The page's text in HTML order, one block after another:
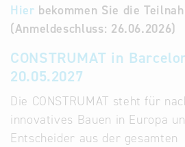
Hier bekommen Sie die
(Anmeldeschluss: 26.06.2026)
CONSTRUMAT in
20.05.2027
Die CONSTRUMAT steht für
innovatives Bauen in Europa
Entscheider aus der gesamten